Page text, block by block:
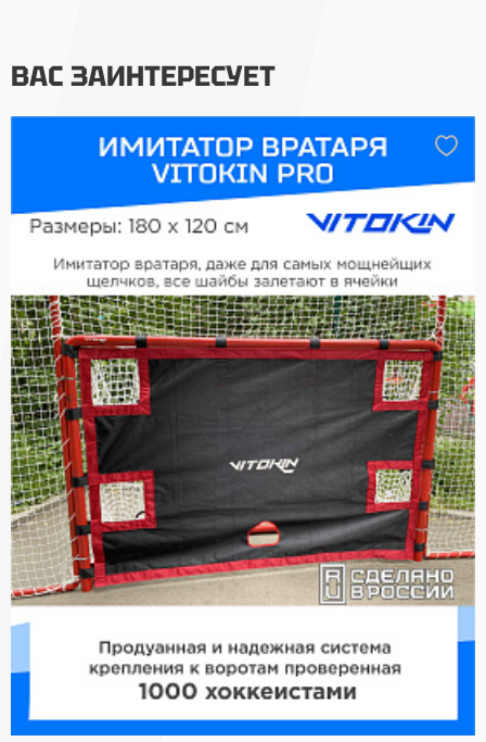
ВАС ЗАИНТЕРЕСУЕТ